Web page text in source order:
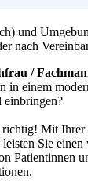
und
nach
/
in einem
einbringen?
richtig! Mit Ihrer
Sie
Patientinnen